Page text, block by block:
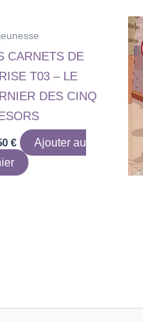
CARNETS DE
T03 – LE
DES CINQ
€
Ajouter au